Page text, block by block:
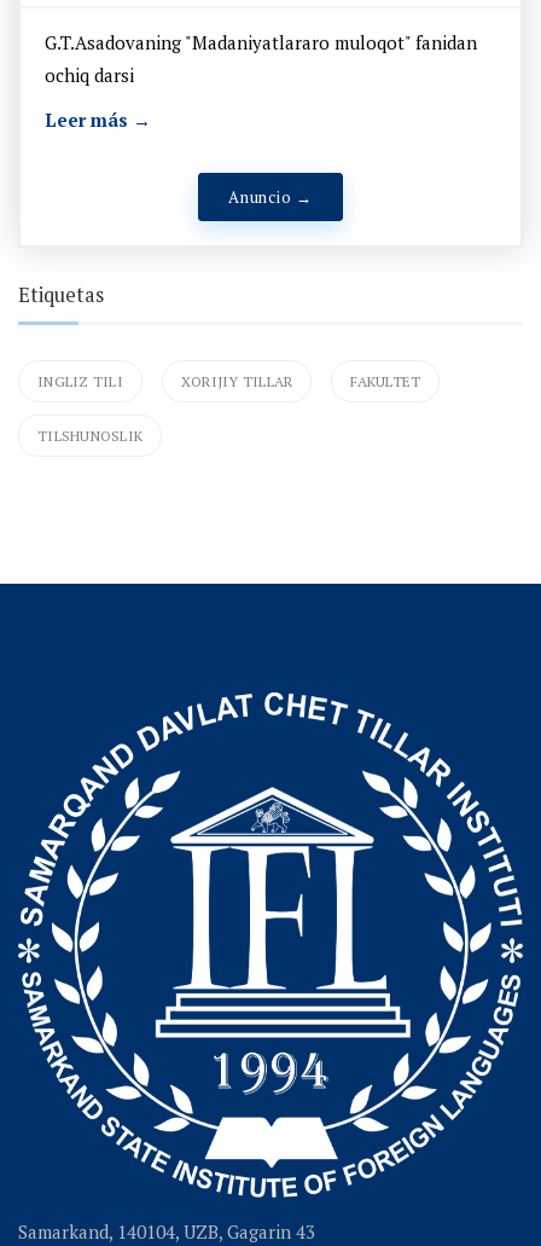
G.T.Asadovaning "Madaniyatlararo muloqot" fanidan
ochiq darsi
Leer más →
Anuncio →
Etiquetas
INGLIZ TILI XORIJIY TILLAR FAKULTET
TILSHUNOSLIK
Samarkand, 140104, UZB, Gagarin 43